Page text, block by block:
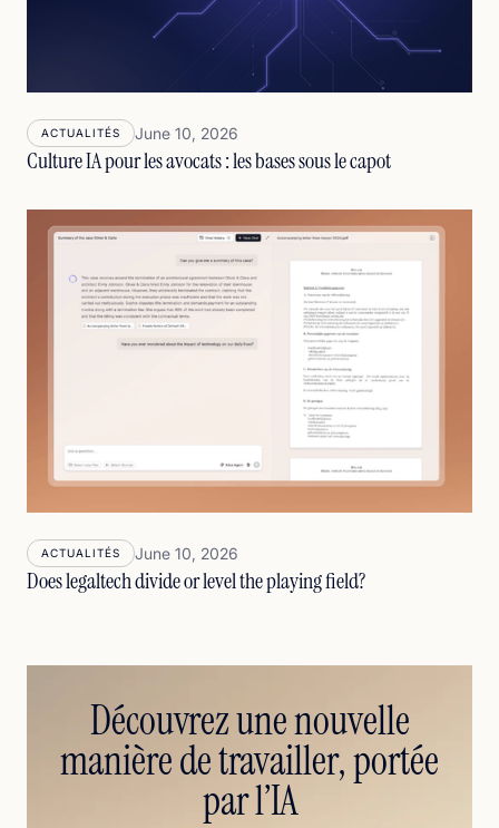
ACTUALITÉS June 10, 2026
Culture IA pour les avocats : les bases sous le capot
ACTUALITÉS June 10, 2026
Does legaltech divide or level the playing field?
Découvrez une nouvelle
manière de travailler, portée
par l’IA